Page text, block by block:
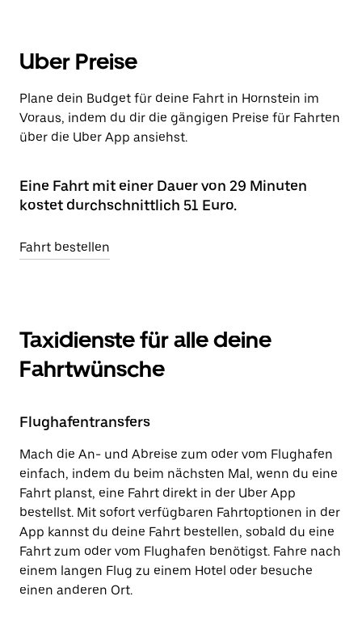
Uber Preise
Plane dein Budget für deine Fahrt in Hornstein im
Voraus, indem du dir die gängigen Preise für Fahrten
über die Uber App ansiehst.
Eine Fahrt mit einer Dauer von 29 Minuten
kostet durchschnittlich 51 Euro.
Fahrt bestellen
Taxidienste für alle deine
Fahrtwünsche
Flughafentransfers
Mach die An- und Abreise zum oder vom Flughafen
einfach, indem du beim nächsten Mal, wenn du eine
Fahrt planst, eine Fahrt direkt in der Uber App
bestellst. Mit sofort verfügbaren Fahrtoptionen in der
App kannst du deine Fahrt bestellen, sobald du eine
Fahrt zum oder vom Flughafen benötigst. Fahre nach
einem langen Flug zu einem Hotel oder besuche
einen anderen Ort.